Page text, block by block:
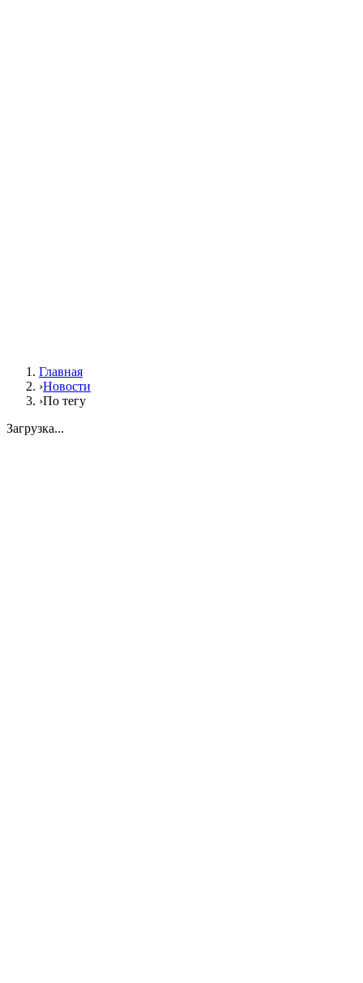
Главная
›Новости
›По тегу
Загрузка...